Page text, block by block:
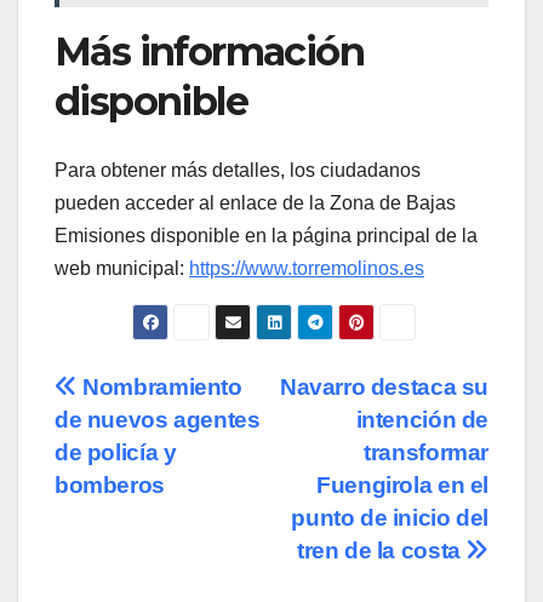
Más información
disponible
Para obtener más detalles, los ciudadanos
pueden acceder al enlace de la Zona de Bajas
Emisiones disponible en la página principal de la
web municipal: https://www.torremolinos.es
Navegación
de
entradas
Navarro destaca su
intención de
transformar
Fuengirola en el
punto de inicio del
tren de la costa
Nombramiento
de nuevos agentes
de policía y
bomberos